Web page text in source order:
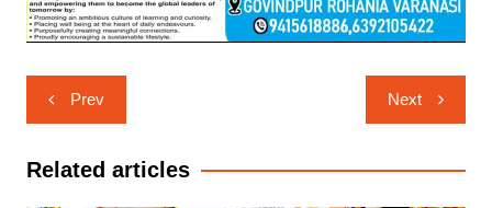
Post
navigation
Prev Next
Related articles